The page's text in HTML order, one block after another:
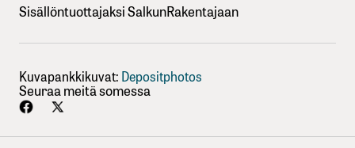
Sisällöntuottajaksi SalkunRakentajaan
Kuvapankkikuvat: Depositphotos
Seuraa meitä somessa